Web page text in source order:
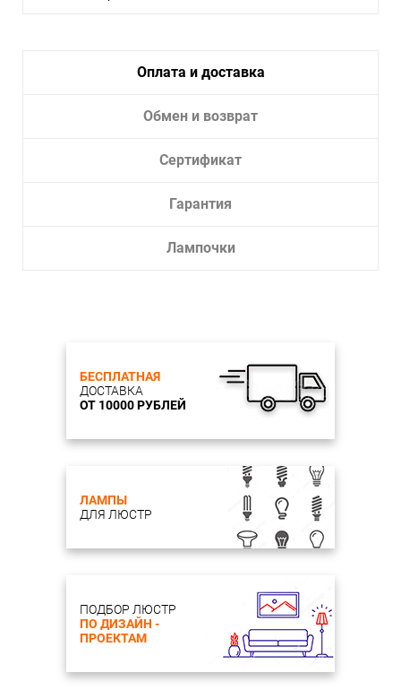
Оплата и доставка
Обмен и возврат
Сертификат
Гарантия
Лампочки
БЕСПЛАТНАЯ
ДОСТАВКА
ОТ 10000 РУБЛЕЙ
ЛАМПЫ
ДЛЯ ЛЮСТР
ПОДБОР ЛЮСТР
ПО ДИЗАЙН -
ПРОЕКТАМ